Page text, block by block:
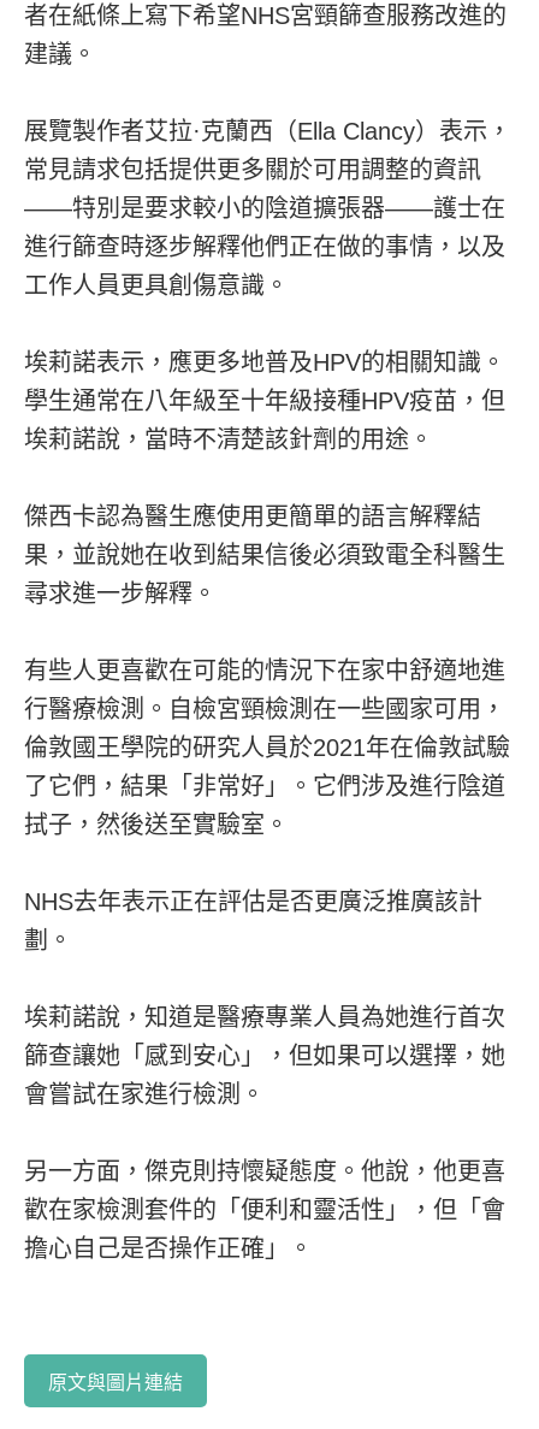
者在紙條上寫下希望NHS宮頸篩查服務改進的
建議。
展覽製作者艾拉·克蘭西（Ella Clancy）表示，
常見請求包括提供更多關於可用調整的資訊
——特別是要求較小的陰道擴張器——護士在
進行篩查時逐步解釋他們正在做的事情，以及
工作人員更具創傷意識。
埃莉諾表示，應更多地普及HPV的相關知識。
學生通常在八年級至十年級接種HPV疫苗，但
埃莉諾說，當時不清楚該針劑的用途。
傑西卡認為醫生應使用更簡單的語言解釋結
果，並說她在收到結果信後必須致電全科醫生
尋求進一步解釋。
有些人更喜歡在可能的情況下在家中舒適地進
行醫療檢測。自檢宮頸檢測在一些國家可用，
倫敦國王學院的研究人員於2021年在倫敦試驗
了它們，結果「非常好」。它們涉及進行陰道
拭子，然後送至實驗室。
NHS去年表示正在評估是否更廣泛推廣該計
劃。
埃莉諾說，知道是醫療專業人員為她進行首次
篩查讓她「感到安心」，但如果可以選擇，她
會嘗試在家進行檢測。
另一方面，傑克則持懷疑態度。他說，他更喜
歡在家檢測套件的「便利和靈活性」，但「會
擔心自己是否操作正確」。
原文與圖片連結